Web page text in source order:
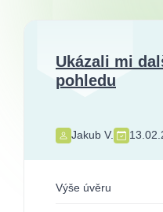
Ukázali mi
pohledu
Jakub V.
Výše úvěru